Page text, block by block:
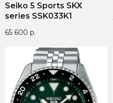
Seiko 5 Sports SKX
series SSK033K1
65 600 р.